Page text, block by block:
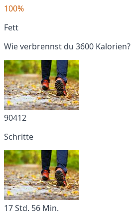
100%
Fett
Wie verbrennst du 3600 Kalorien?
90412
Schritte
17 Std. 56 Min.